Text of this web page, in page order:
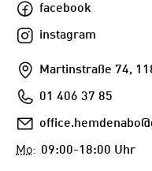
facebookfacebook
instagram
instagram
AddresseMartinstraße 74,
Telefon01 406 37 85
E-
Mo: 09:00-18:00 Uhr